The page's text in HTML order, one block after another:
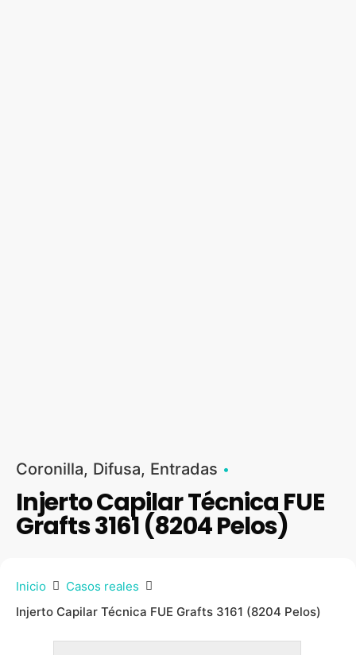
Coronilla Difusa Entradas
Injerto Capilar Técnica FUE
Grafts 3161 (8204 Pelos)
Inicio
Casos reales
Injerto Capilar Técnica FUE Grafts 3161 (8204 Pelos)